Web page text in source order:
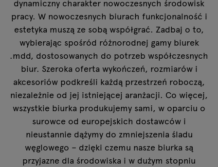
dynamiczny charakter nowoczesnych środowisk
pracy. W nowoczesnych biurach funkcjonalność i
estetyka muszą ze sobą współgrać. Zadbaj o to,
wybierając spośród różnorodnej gamy biurek
.mdd, dostosowanych do potrzeb współczesnych
biur. Szeroka oferta wykończeń, rozmiarów i
akcesoriów podkreśli każdą przestrzeń roboczą,
niezależnie od jej istniejącej aranżacji. Co więcej,
wszystkie biurka produkujemy sami, w oparciu o
surowce od europejskich dostawców i
nieustannie dążymy do zmniejszenia śladu
węglowego – dzięki czemu nasze biurka są
przyjazne dla środowiska i w dużym stopniu